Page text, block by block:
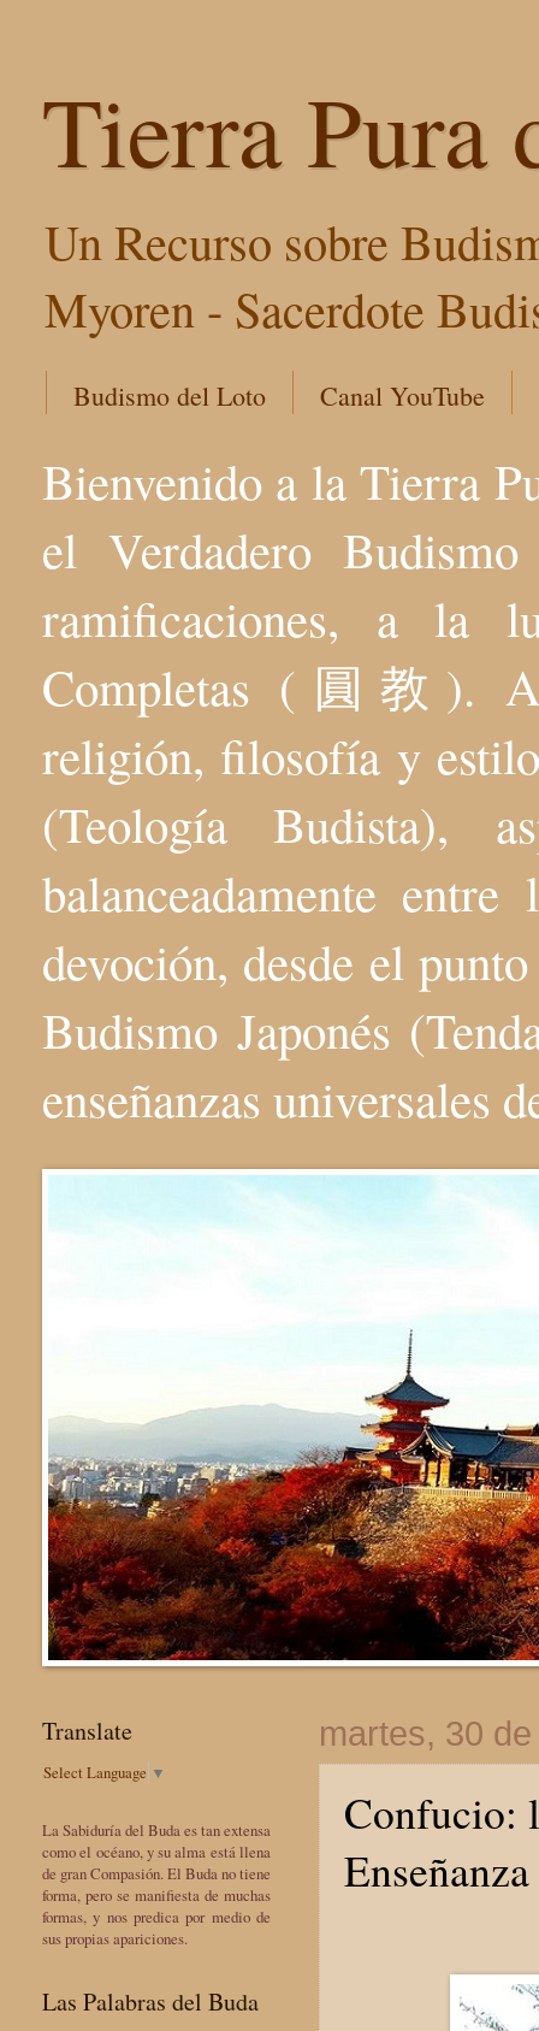
Tierra Pura
Un Recurso sobre
Myoren - Sacerdote
Budismo del Loto Canal YouTube
Bienvenido a la Tierra
el Verdadero
ramificaciones, a la
Completas (圓教).
religión, filosofía y
(Teología Budista),
balanceadamente
devoción, desde el
Budismo Japonés
enseñanzas universales
martes, 30
Confucio:
Translate
Select Language ▼
La Sabiduría del Buda es tan extensa
como el océano, y su alma está llena
de gran Compasión. El Buda no tiene
forma, pero se manifiesta de muchas
formas, y nos predica por medio de
sus propias apariciones.
Las Palabras del Buda